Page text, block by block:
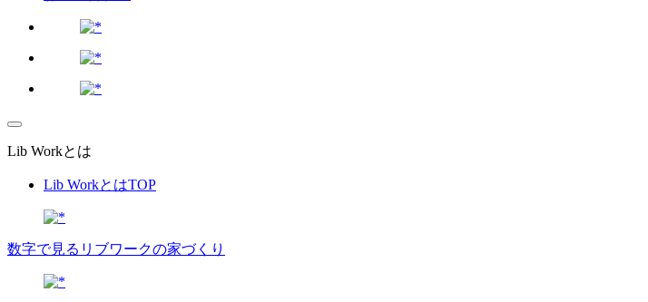
Lib Workとは
Lib WorkとはTOP
数字で⾒るリブワークの家づくり